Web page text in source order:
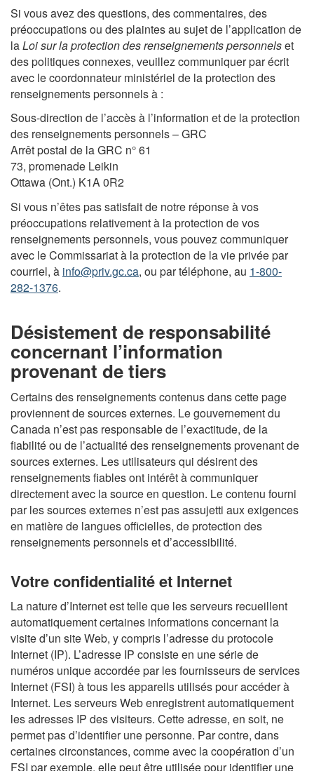
Si vous avez des questions, des commentaires, des
préoccupations ou des plaintes au sujet de l’application de
laLoi sur la protection des renseignements personnelset
des politiques connexes, veuillez communiquer par écrit
avec le coordonnateur ministériel de la protection des
renseignements personnels à :
Sous-direction de l’accès à l’information et de la protection
des renseignements personnels – GRC
Arrêt postal de la GRC n° 61
73, promenade Leikin
Ottawa (Ont.) K1A 0R2
Si vous n’êtes pas satisfait de notre réponse à vos
préoccupations relativement à la protection de vos
renseignements personnels, vous pouvez communiquer
avec le Commissariat à la protection de la vie privée par
courriel, à info@priv.gc.ca, ou par téléphone, au 1-800-
282-1376.
Désistement de responsabilité
concernant l’information
provenant de tiers
Certains des renseignements contenus dans cette page
proviennent de sources externes. Le gouvernement du
Canada n’est pas responsable de l’exactitude, de la
fiabilité ou de l’actualité des renseignements provenant de
sources externes. Les utilisateurs qui désirent des
renseignements fiables ont intérêt à communiquer
directement avec la source en question. Le contenu fourni
par les sources externes n’est pas assujetti aux exigences
en matière de langues officielles, de protection des
renseignements personnels et d’accessibilité.
Votre confidentialité et Internet
La nature d’Internet est telle que les serveurs recueillent
automatiquement certaines informations concernant la
visite d’un site Web, y compris l’adresse du protocole
Internet (IP). L’adresse IP consiste en une série de
numéros unique accordée par les fournisseurs de services
Internet (FSI) à tous les appareils utilisés pour accéder à
Internet. Les serveurs Web enregistrent automatiquement
les adresses IP des visiteurs. Cette adresse, en soit, ne
permet pas d’identifier une personne. Par contre, dans
certaines circonstances, comme avec la coopération d’un
FSI par exemple, elle peut être utilisée pour identifier une